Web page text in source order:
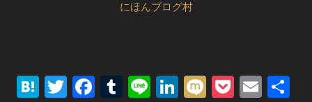
にほんブログ村
Hatena
Twitter
Facebook
Tumblr
LineLinkedIn
MixiPocket